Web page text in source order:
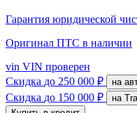
Гарантия юридической
Оригинал ПТС в наличии
vin VIN проверен
Скидка до 250 000 ₽ на
Скидка до 150 000 ₽
на